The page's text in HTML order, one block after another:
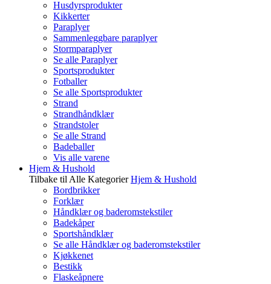
Husdyrsprodukter
Kikkerter
Paraplyer
Sammenleggbare paraplyer
Stormparaplyer
Se alle Paraplyer
Sportsprodukter
Fotballer
Se alle Sportsprodukter
Strand
Strandhåndklær
Strandstoler
Se alle Strand
Badeballer
Vis alle varene
Hjem & Hushold
Tilbake til Alle Kategorier Hjem & Hushold
Bordbrikker
Forklær
Håndklær og baderomstekstiler
Badekåper
Sportshåndklær
Se alle Håndklær og baderomstekstiler
Kjøkkenet
Bestikk
Flaskeåpnere